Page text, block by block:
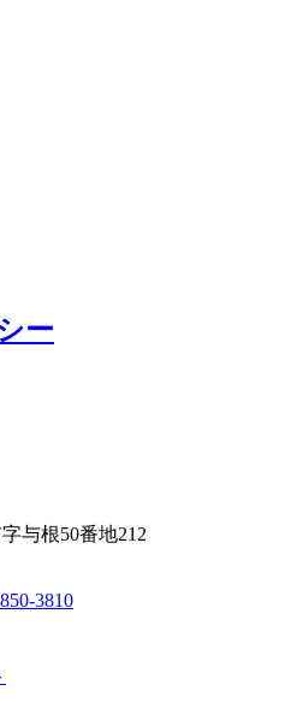
ー
与根50番地212
3810